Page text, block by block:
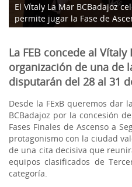
El Vítaly La Mar BCBadajoz
permite jugar la Fase de
La FEB concede al
organización de una de
disputarán del 28 al 31
Desde la FExB queremos dar
BCBadajoz por la concesión
Fases Finales de Ascenso a
protagonismo con la ciudad
de una cita decisiva que
equipos clasificados de
categoría.